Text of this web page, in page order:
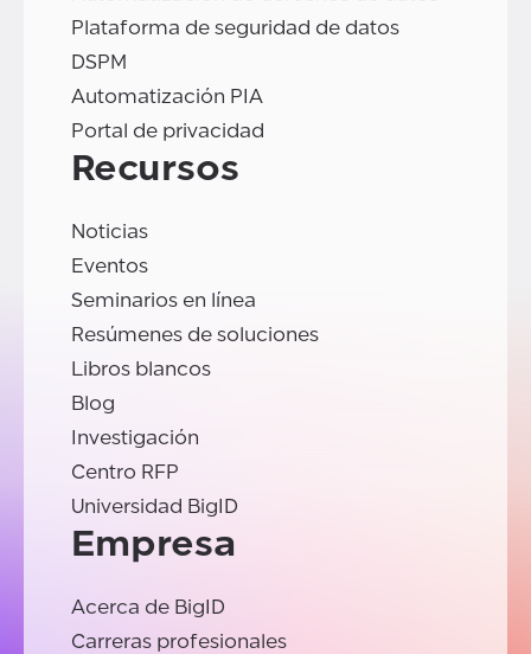
Plataforma de seguridad de datos
DSPM
Automatización PIA
Portal de privacidad
Recursos
Noticias
Eventos
Seminarios en línea
Resúmenes de soluciones
Libros blancos
Blog
Investigación
Centro RFP
Universidad BigID
Empresa
Acerca de BigID
Carreras profesionales